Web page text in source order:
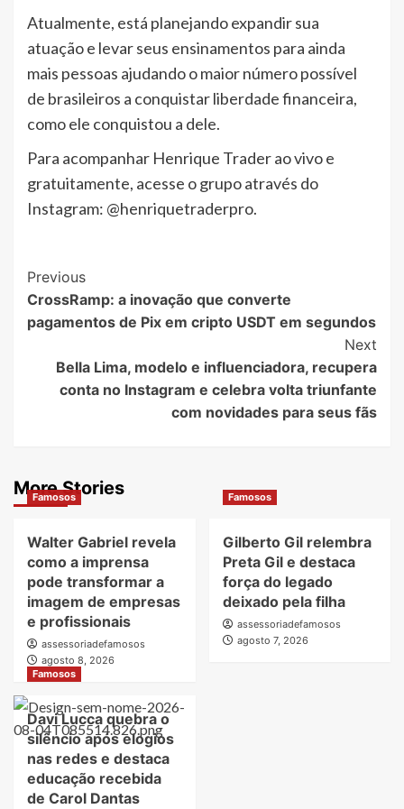
Atualmente, está planejando expandir sua
atuação e levar seus ensinamentos para ainda
mais pessoas ajudando o maior número possível
de brasileiros a conquistar liberdade financeira,
como ele conquistou a dele.
Para acompanhar Henrique Trader ao vivo e
gratuitamente, acesse o grupo através do
Instagram: @henriquetraderpro.
Post
Navigation
Previous
CrossRamp: a inovação que converte
pagamentos de Pix em cripto USDT em segundos
Next
Bella Lima, modelo e influenciadora, recupera
conta no Instagram e celebra volta triunfante
com novidades para seus fãs
More Stories
Famosos
Walter Gabriel revela
como a imprensa
pode transformar a
imagem de empresas
e profissionais
assessoriadefamosos
agosto 8, 2026
Famosos
Gilberto Gil relembra
Preta Gil e destaca
força do legado
deixado pela filha
assessoriadefamosos
agosto 7, 2026
Famosos
Davi Lucca quebra o
silêncio após elogios
nas redes e destaca
educação recebida
de Carol Dantas